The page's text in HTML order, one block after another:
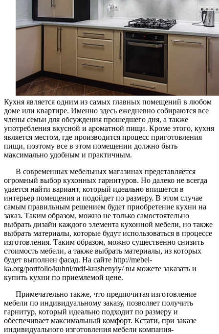
Кухня является одним из самых главных помещений в любом
доме или квартире. Именно здесь ежедневно собираются все
члены семьи для обсуждения прошедшего дня, а также
употребления вкусной и ароматной пищи. Кроме этого, кухня
является местом, где производится процесс приготовления
пищи, поэтому все в этом помещении должно быть
максимально удобным и практичным.
В современных мебельных магазинах представляется
огромный выбор кухонных гарнитуров. Но далеко не всегда
удается найти вариант, который идеально впишется в
интерьер помещения и подойдет по размеру. В этом случае
самым правильным решением будет приобретение кухни на
заказ. Таким образом, можно не только самостоятельно
выбрать дизайн каждого элемента кухонной мебели, но также
выбрать материалы, которые будут использоваться в процессе
изготовления. Таким образом, можно существенно снизить
стоимость мебели, а также выбрать материалы, из которых
будет выполнен фасад. На сайте http://mebel-
ka.org/portfolio/kuhni/mdf-krashenyiy/ вы можете заказать и
купить кухни по приемлемой цене.
Примечательно также, что предпочитая изготовление
мебели по индивидуальному заказу, позволяет получить
гарнитур, который идеально подходит по размеру и
обеспечивает максимальный комфорт. Кстати, при заказе
индивидуального изготовления мебели компания-